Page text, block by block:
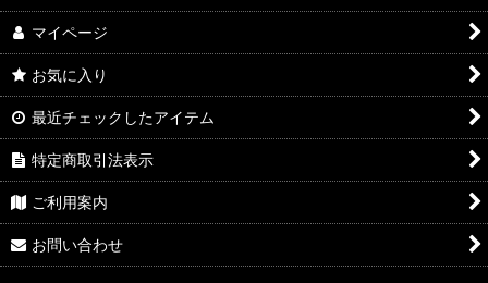
マイページ
お気に入り
最近チェックしたアイテム
特定商取引法表示
ご利用案内
お問い合わせ